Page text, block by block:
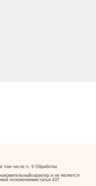
в том числе п. 9 Обработка
и не является
положениямистатьи 437